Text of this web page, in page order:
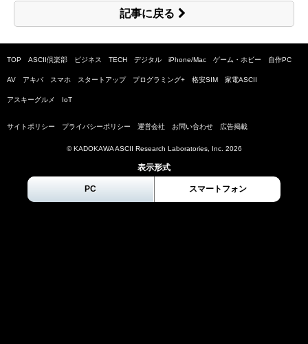
記事に戻る
TOP ASCII倶楽部 ビジネス TECH デジタル iPhone/Mac ゲーム・ホビー 自作PC
AV アキバ スマホ スタートアップ プログラミング+ 格安SIM 家電ASCII
アスキーグルメ IoT
サイトポリシー プライバシーポリシー 運営会社 お問い合わせ 広告掲載
© KADOKAWA ASCII Research Laboratories, Inc. 2026
表示形式
PC スマートフォン